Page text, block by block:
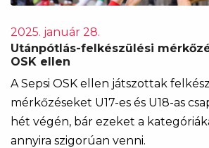
2025. január 28.
Utánpótlás-felkészülési
OSK ellen
A Sepsi OSK ellen játszottak
mérkőzéseket U17-es és U18-as
hét végén, bár ezeket a
annyira szigorúan venni.